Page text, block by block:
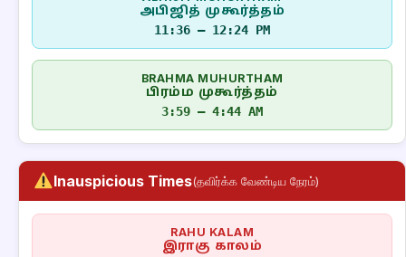
அபிஜித் முகூர்த்தம்
11:36 – 12:24 PM
BRAHMA MUHURTHAM
பிரம்ம முகூர்த்தம்
3:59 – 4:44 AM
Inauspicious Times(தவிர்க்க வேண்டிய நேரம்)
RAHU KALAM
இராகு காலம்